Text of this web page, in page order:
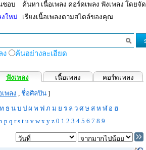
ชอบ
งใหม่
ค้นหา เนื้อเพลง คอร์ดเพลง ฟังเพลง โดยจัด
เรียงเนื้อเพลงตามสไตล์ของคุณ
ง ค้นอย่างละเอียด
ฟังเพลง เนื้อเพลง คอร์ดเพลง
เพลง , ชื่อศิลปิน]
ท ธ น บ ป ผ พ ฟ ภ ม ย ร ล ว ศ ษ ส ห ฬ อ ฮ
p q r s t u v w x y z 0 1 2 3 4 5 6 7 8 9